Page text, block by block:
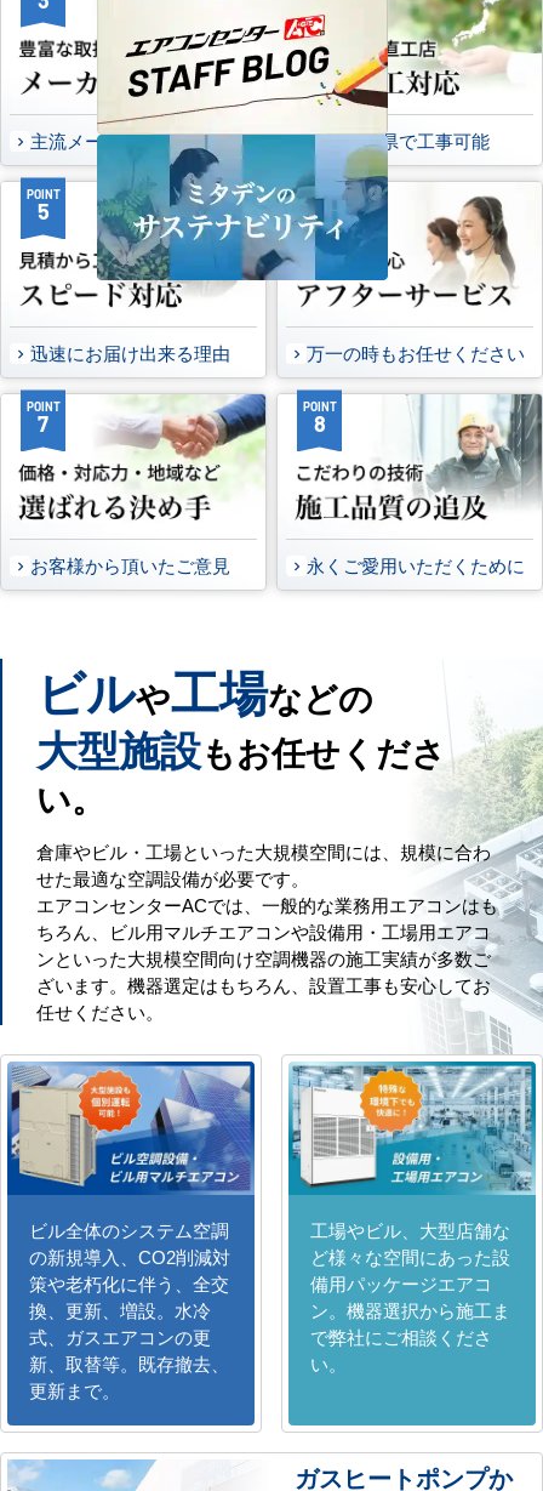
主流メーカーを全取扱可能 47都道府県で工事可能
POINT
5
迅速にお届け出来る理由
POINT
6
万一の時もお任せください
POINT
7
お客様から頂いたご意見
POINT
8
永くご愛用いただくために
ビルや工場などの
大型施設もお任せくださ
い。
倉庫やビル・工場といった大規模空間には、規模に合わ
せた最適な空調設備が必要です。
エアコンセンターACでは、一般的な業務用エアコンはも
ちろん、ビル用マルチエアコンや設備用・工場用エアコ
ンといった大規模空間向け空調機器の施工実績が多数ご
ざいます。機器選定はもちろん、設置工事も安心してお
任せください。
ビル全体のシステム空調
の新規導入、CO2削減対
策や老朽化に伴う、全交
換、更新、増設。水冷
式、ガスエアコンの更
新、取替等。既存撤去、
更新まで。
工場やビル、大型店舗な
ど様々な空間にあった設
備用パッケージエアコ
ン。機器選択から施工ま
で弊社にご相談くださ
い。
ガスヒートポンプか